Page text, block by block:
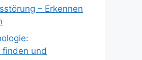
– Erkennen
und